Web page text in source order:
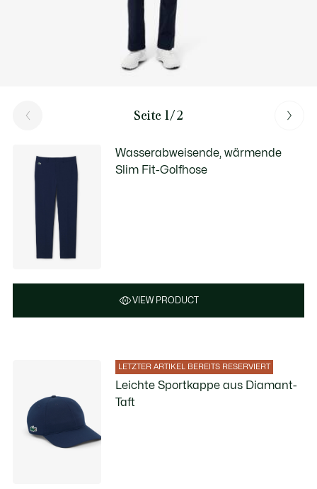
Seite 1/2
Wasserabweisende, wärmende
Slim Fit-Golfhose
VIEW PRODUCT
LETZTER ARTIKEL BEREITS RESERVIERT
Leichte Sportkappe aus Diamant-
Taft